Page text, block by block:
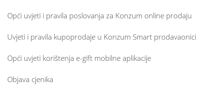
Opći uvjeti i pravila poslovanja za Konzum online prodaju
Uvjeti i pravila kupoprodaje u Konzum Smart prodavaonici
Opći uvjeti korištenja e-gift mobilne aplikacije
Objava cjenika